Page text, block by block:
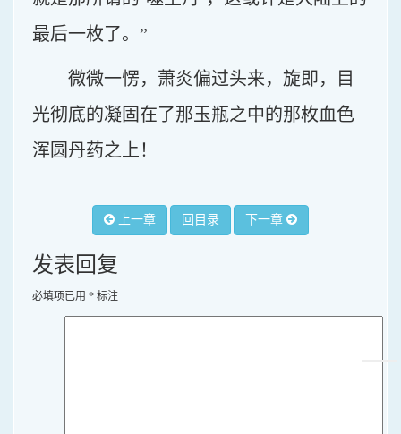
最后一枚了。”
微微一愣，萧炎偏过头来，旋即，目
光彻底的凝固在了那玉瓶之中的那枚血色
浑圆丹药之上！
上一章 回目录 下一章
发表回复
必填项已用 * 标注